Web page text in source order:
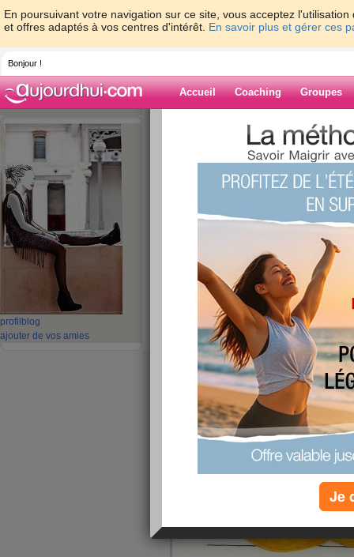
En poursuivant votre navigation sur ce site, vous acceptez
et offres adaptés à vos centres d'intérêt. En savoir plus et gérer ces
Bonjour !
Accueil Coaching Groupes
profil blog
ajouter de vos amies
> > Besoin
Blog de
Besoin de repos
Je